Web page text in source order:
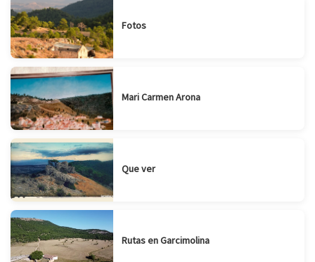
Fotos
Mari Carmen Arona
Que ver
Rutas en Garcimolina